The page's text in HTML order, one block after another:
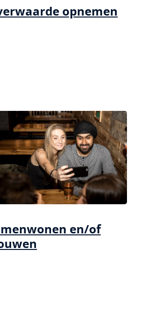
opnemen
en/of